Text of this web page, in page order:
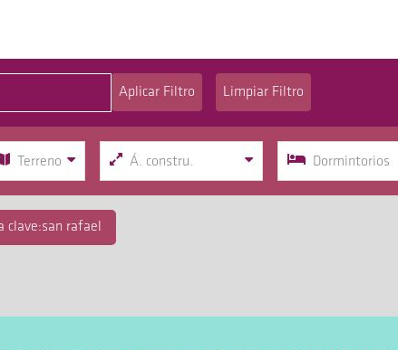
Aplicar Filtro Limpiar Filtro
Terreno Á. constru. Dormintorios
clave:san rafael